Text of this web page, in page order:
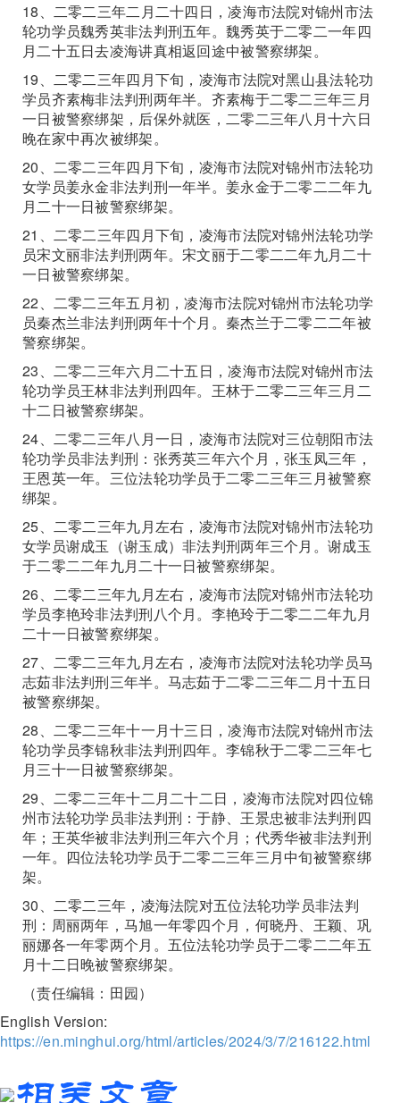
18、二零二三年二月二十四日，凌海市法院对锦州市法
轮功学员魏秀英非法判刑五年。魏秀英于二零二一年四
月二十五日去凌海讲真相返回途中被警察绑架。
19、二零二三年四月下旬，凌海市法院对黑山县法轮功
学员齐素梅非法判刑两年半。齐素梅于二零二三年三月
一日被警察绑架，后保外就医，二零二三年八月十六日
晚在家中再次被绑架。
20、二零二三年四月下旬，凌海市法院对锦州市法轮功
女学员姜永金非法判刑一年半。姜永金于二零二二年九
月二十一日被警察绑架。
21、二零二三年四月下旬，凌海市法院对锦州法轮功学
员宋文丽非法判刑两年。宋文丽于二零二二年九月二十
一日被警察绑架。
22、二零二三年五月初，凌海市法院对锦州市法轮功学
员秦杰兰非法判刑两年十个月。秦杰兰于二零二二年被
警察绑架。
23、二零二三年六月二十五日，凌海市法院对锦州市法
轮功学员王林非法判刑四年。王林于二零二三年三月二
十二日被警察绑架。
24、二零二三年八月一日，凌海市法院对三位朝阳市法
轮功学员非法判刑：张秀英三年六个月，张玉凤三年，
王恩英一年。三位法轮功学员于二零二三年三月被警察
绑架。
25、二零二三年九月左右，凌海市法院对锦州市法轮功
女学员谢成玉（谢玉成）非法判刑两年三个月。谢成玉
于二零二二年九月二十一日被警察绑架。
26、二零二三年九月左右，凌海市法院对锦州市法轮功
学员李艳玲非法判刑八个月。李艳玲于二零二二年九月
二十一日被警察绑架。
27、二零二三年九月左右，凌海市法院对法轮功学员马
志茹非法判刑三年半。马志茹于二零二三年二月十五日
被警察绑架。
28、二零二三年十一月十三日，凌海市法院对锦州市法
轮功学员李锦秋非法判刑四年。李锦秋于二零二三年七
月三十一日被警察绑架。
29、二零二三年十二月二十二日，凌海市法院对四位锦
州市法轮功学员非法判刑：于静、王景忠被非法判刑四
年；王英华被非法判刑三年六个月；代秀华被非法判刑
一年。四位法轮功学员于二零二三年三月中旬被警察绑
架。
30、二零二三年，凌海法院对五位法轮功学员非法判
刑：周丽两年，马旭一年零四个月，何晓丹、王颖、巩
丽娜各一年零两个月。五位法轮功学员于二零二二年五
月十二日晚被警察绑架。
（责任编辑：田园）
English Version:
https://en.minghui.org/html/articles/2024/3/7/216122.html